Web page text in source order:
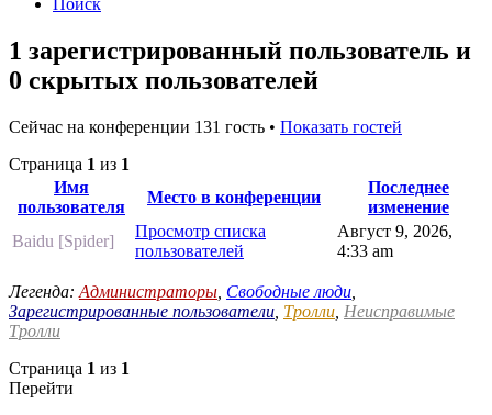
Поиск
1 зарегистрированный пользователь и
0 скрытых пользователей
Сейчас на конференции 131 гость • Показать гостей
Страница 1 из 1
Имя
пользователя
Место в конференции
Последнее
изменение
Baidu [Spider]
Просмотр списка
пользователей
Август 9, 2026,
4:33 am
Легенда: Администраторы Свободные люди
Зарегистрированные пользователи Тролли Неисправимые
Тролли
Страница 1 из 1
Перейти